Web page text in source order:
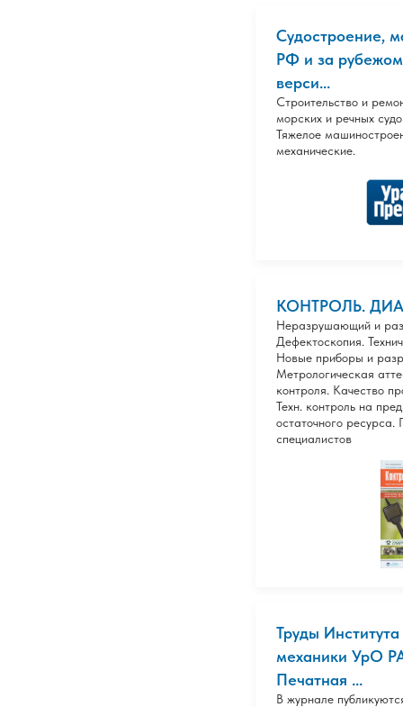
Судостроение,
РФ и за
верси...
Строительство и
морских и речных
Тяжелое
механические.
КОНТРОЛЬ.
Неразрушающий и
Дефектоскопия.
Новые приборы и
Метрологическая
контроля. Качество
Техн. контроль на
остаточного ресурса.
специалистов
Труды
механики УрО
Печатная ...
В журнале